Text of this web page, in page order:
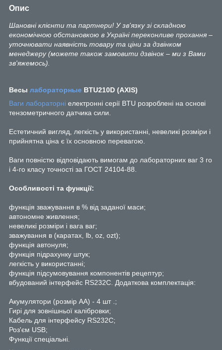
Опис
Шановні клієнти та партнери! У зв'язку зі складною
економічною обстановкою в Україні переконливе прохання –
уточнювати наявність товару та ціни за дзвінком
менеджеру (можете також замовити дзвінок – ми з Вами
зв'яжемось).
Весы лабораторные BTU210D (АХIS)
Ваги лабораторні електронні серії BTU розроблені на основі
тензометричного датчика сили.
Естетичний вигляд, легкість у використанні, невеликі розміри і
прийнятна ціна є їх основною перевагою.
Ваги повністю відповідають вимогам до лабораторних ваг 3 го
і 4-го класу точності за ГОСТ 24104-88.
Особливості та функції:
функція зважування в % від заданої маси;
автономне живлення;
невеликі розміри і вага ваг;
зважування в (каратах, lb, oz, ozt);
функція автонуля;
функція підрахунку штук;
легкість у використанні;
функція підсумовування компонентів рецептур;
вбудований інтерфейс RS232С. Додаткова комплектація:
Акумулятори (розмір АА) - 4 шт .;
Гирі для зовнішньої калібровки;
Кабель для інтерфейсу RS232С;
Роз'єм USB;
Функції спеціальні.